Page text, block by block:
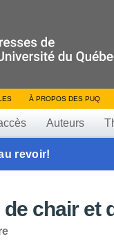
À PROPOS DES PUQ
Auteurs
revoir!
chair et